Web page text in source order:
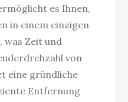
es Ihnen,
in einem einzigen
was Zeit und
von
eine gründliche
Entfernung